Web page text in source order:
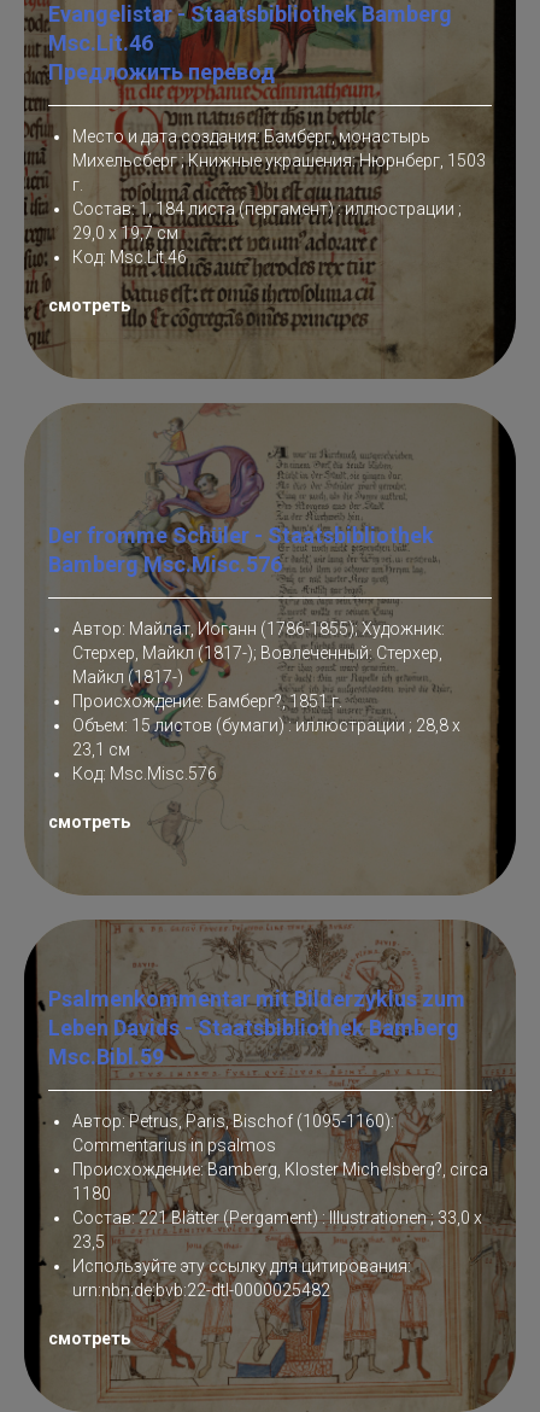
Evangelistar - Staatsbibliothek Bamberg
Msc.Lit.46
Предложить перевод
Место и дата создания: Бамберг, монастырь
Михельсберг ; Книжные украшения: Нюрнберг, 1503
г.
Состав: 1, 184 листа (пергамент) : иллюстрации ;
29,0 x 19,7 см
Код: Msc.Lit.46
смотреть
Der fromme Schüler - Staatsbibliothek
Bamberg Msc.Misc.576
Автор: Майлат, Иоганн (1786-1855); Художник:
Стерхер, Майкл (1817-); Вовлеченный: Стерхер,
Майкл (1817-)
Происхождение: Бамберг?, 1851 г.
Объем: 15 листов (бумаги) : иллюстрации ; 28,8 x
23,1 см
Код: Msc.Misc.576
смотреть
Psalmenkommentar mit Bilderzyklus zum
Leben Davids - Staatsbibliothek Bamberg
Msc.Bibl.59
Автор: Petrus, Paris, Bischof (1095-1160):
Commentarius in psalmos
Происхождение: Bamberg, Kloster Michelsberg?, circa
1180
Состав: 221 Blätter (Pergament) : Illustrationen ; 33,0 x
23,5
Используйте эту ссылку для цитирования:
urn:nbn:de:bvb:22-dtl-0000025482
смотреть